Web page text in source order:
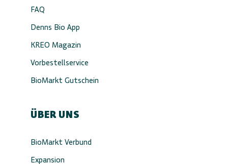
FAQ
Denns Bio App
KREO Magazin
Vorbestellservice
BioMarkt Gutschein
ÜBER UNS
BioMarkt Verbund
Expansion